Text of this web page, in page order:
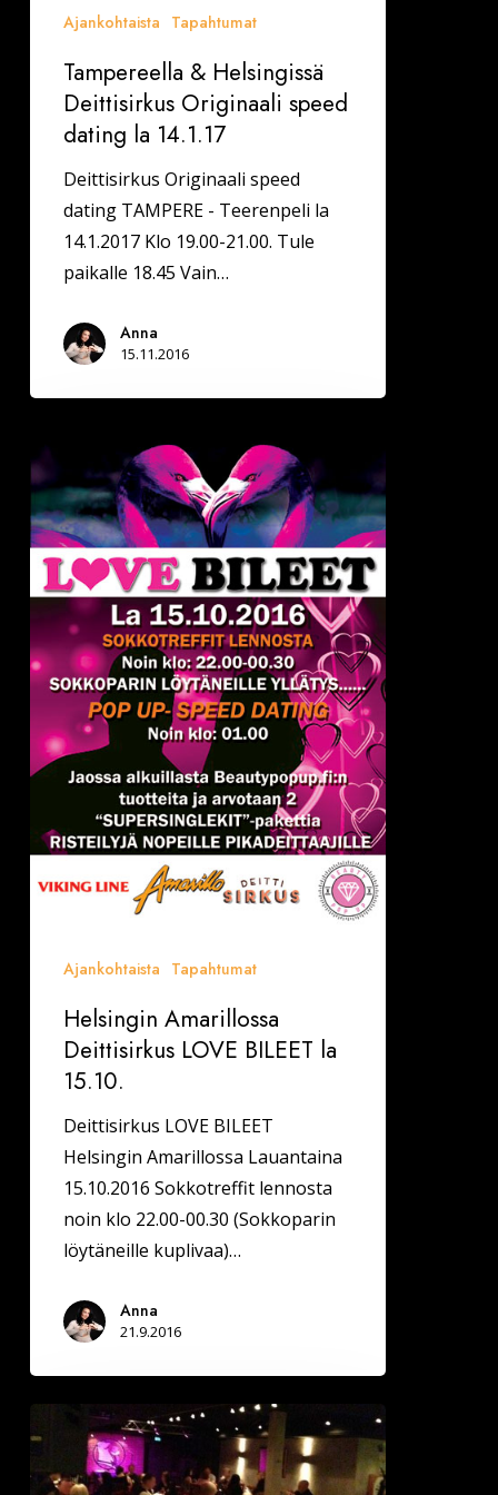
Ajankohtaista Tapahtumat
Tampereella & Helsingissä
Deittisirkus Originaali speed
dating la 14.1.17
Deittisirkus Originaali speed
dating TAMPERE - Teerenpeli la
14.1.2017 Klo 19.00-21.00. Tule
paikalle 18.45 Vain…
Anna
15.11.2016
Amarillossa
Deittisirkus
LOVE
BILEET
la
15.10.
Ajankohtaista Tapahtumat
Helsingin Amarillossa
Deittisirkus LOVE BILEET la
15.10.
Deittisirkus LOVE BILEET
Helsingin Amarillossa Lauantaina
15.10.2016 Sokkotreffit lennosta
noin klo 22.00-00.30 (Sokkoparin
löytäneille kuplivaa)…
Anna
21.9.2016
TAMPERE
JA
HELSINKI,